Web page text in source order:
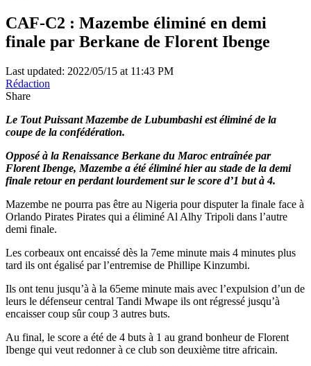
CAF-C2 : Mazembe éliminé en demi
finale par Berkane de Florent Ibenge
Last updated: 2022/05/15 at 11:43 PM
Rédaction
Share
Le Tout Puissant Mazembe de Lubumbashi est éliminé de la
coupe de la confédération.
Opposé à la Renaissance Berkane du Maroc entraînée par
Florent Ibenge, Mazembe a été éliminé hier au stade de la demi
finale retour en perdant lourdement sur le score d’1 but à 4.
Mazembe ne pourra pas être au Nigeria pour disputer la finale face à
Orlando Pirates Pirates qui a éliminé Al Alhy Tripoli dans l’autre
demi finale.
Les corbeaux ont encaissé dès la 7eme minute mais 4 minutes plus
tard ils ont égalisé par l’entremise de Phillipe Kinzumbi.
Ils ont tenu jusqu’à à la 65eme minute mais avec l’expulsion d’un de
leurs le défenseur central Tandi Mwape ils ont régressé jusqu’à
encaisser coup sûr coup 3 autres buts.
Au final, le score a été de 4 buts à 1 au grand bonheur de Florent
Ibenge qui veut redonner à ce club son deuxième titre africain.